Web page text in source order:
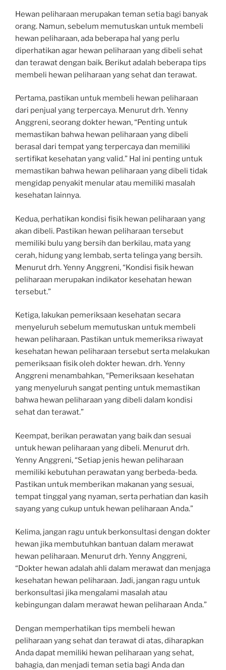
Hewan peliharaan merupakan teman setia bagi banyak
orang. Namun, sebelum memutuskan untuk membeli
hewan peliharaan, ada beberapa hal yang perlu
diperhatikan agar hewan peliharaan yang dibeli sehat
dan terawat dengan baik. Berikut adalah beberapa tips
membeli hewan peliharaan yang sehat dan terawat.
Pertama, pastikan untuk membeli hewan peliharaan
dari penjual yang terpercaya. Menurut drh. Yenny
Anggreni, seorang dokter hewan, “Penting untuk
memastikan bahwa hewan peliharaan yang dibeli
berasal dari tempat yang terpercaya dan memiliki
sertifikat kesehatan yang valid.” Hal ini penting untuk
memastikan bahwa hewan peliharaan yang dibeli tidak
mengidap penyakit menular atau memiliki masalah
kesehatan lainnya.
Kedua, perhatikan kondisi fisik hewan peliharaan yang
akan dibeli. Pastikan hewan peliharaan tersebut
memiliki bulu yang bersih dan berkilau, mata yang
cerah, hidung yang lembab, serta telinga yang bersih.
Menurut drh. Yenny Anggreni, “Kondisi fisik hewan
peliharaan merupakan indikator kesehatan hewan
tersebut.”
Ketiga, lakukan pemeriksaan kesehatan secara
menyeluruh sebelum memutuskan untuk membeli
hewan peliharaan. Pastikan untuk memeriksa riwayat
kesehatan hewan peliharaan tersebut serta melakukan
pemeriksaan fisik oleh dokter hewan. drh. Yenny
Anggreni menambahkan, “Pemeriksaan kesehatan
yang menyeluruh sangat penting untuk memastikan
bahwa hewan peliharaan yang dibeli dalam kondisi
sehat dan terawat.”
Keempat, berikan perawatan yang baik dan sesuai
untuk hewan peliharaan yang dibeli. Menurut drh.
Yenny Anggreni, “Setiap jenis hewan peliharaan
memiliki kebutuhan perawatan yang berbeda-beda.
Pastikan untuk memberikan makanan yang sesuai,
tempat tinggal yang nyaman, serta perhatian dan kasih
sayang yang cukup untuk hewan peliharaan Anda.”
Kelima, jangan ragu untuk berkonsultasi dengan dokter
hewan jika membutuhkan bantuan dalam merawat
hewan peliharaan. Menurut drh. Yenny Anggreni,
“Dokter hewan adalah ahli dalam merawat dan menjaga
kesehatan hewan peliharaan. Jadi, jangan ragu untuk
berkonsultasi jika mengalami masalah atau
kebingungan dalam merawat hewan peliharaan Anda.”
Dengan memperhatikan tips membeli hewan
peliharaan yang sehat dan terawat di atas, diharapkan
Anda dapat memiliki hewan peliharaan yang sehat,
bahagia, dan menjadi teman setia bagi Anda dan